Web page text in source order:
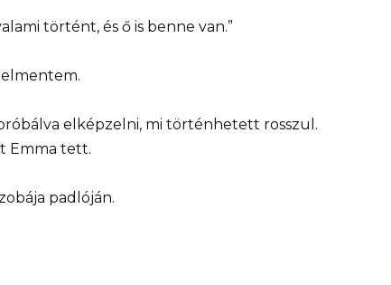
történt, és ő is benne van.”
elképzelni, mi történhetett rosszul.
Emma tett.
padlóján.